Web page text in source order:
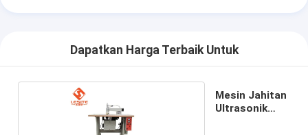
Dapatkan Harga Terbaik Untuk
Mesin Jahitan
Ultrasonik